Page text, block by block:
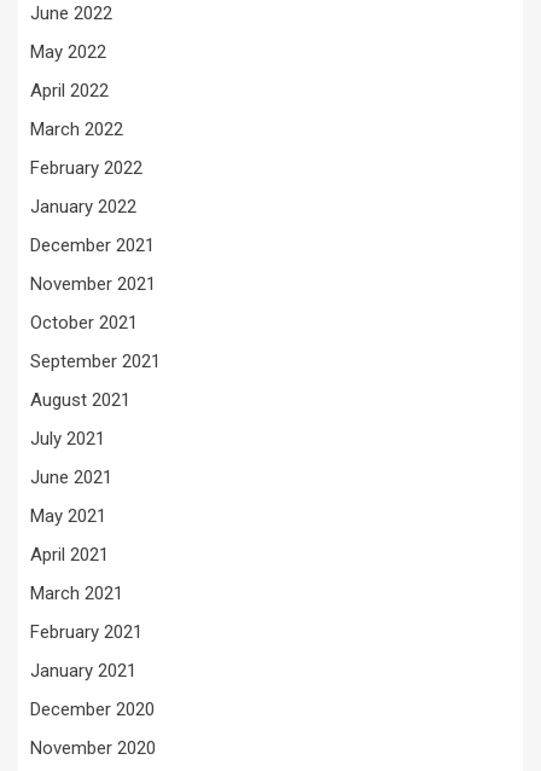
June 2022
May 2022
April 2022
March 2022
February 2022
January 2022
December 2021
November 2021
October 2021
September 2021
August 2021
July 2021
June 2021
May 2021
April 2021
March 2021
February 2021
January 2021
December 2020
November 2020